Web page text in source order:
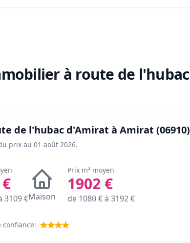
à route de l'hubac
de l'hubac d'Amirat à Amirat (06910)
prix au 01 août 2026.
€
3109€Maison
Prix m² moyen
1902 €
de 1080€ à 3192€